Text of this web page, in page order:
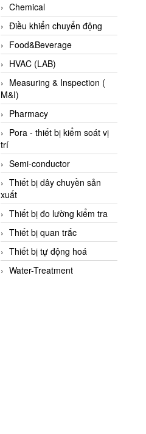
Chemical
Điều khiển chuyển động
Food&Beverage
HVAC (LAB)
Measuring & Inspection (
M&I)
Pharmacy
Pora - thiết bị kiểm soát vị
trí
Semi-conductor
Thiết bị dây chuyền sản
xuất
Thiết bị đo lường kiểm tra
Thiết bị quan trắc
Thiết bị tự động hoá
Water-Treatment